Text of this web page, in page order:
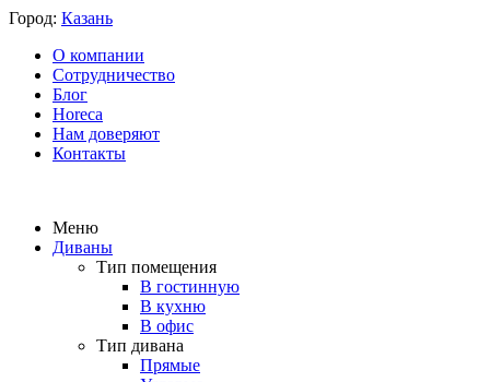
Город: Казань
О компании
Сотрудничество
Блог
Horeca
Нам доверяют
Контакты
Меню
Диваны
Тип помещения
В гостинную
В кухню
В офис
Тип дивана
Прямые